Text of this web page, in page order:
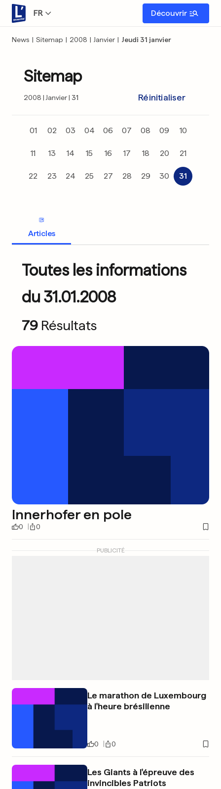
FR Découvrir
News | Sitemap | 2008 | Janvier | Jeudi 31 janvier
Sitemap
2008 Janvier 31 Réinitialiser
01 02 03 04 06 07 08 09 10
11 13 14 15 16 17 18 20 21
22 23 24 25 27 28 29 30 31
Articles
Toutes les informations
du 31.01.2008
79 Résultats
Innerhofer en pole
0 0
Le marathon de Luxembourg
à l'heure brésilienne
0 0
Les Giants à l'épreuve des
invincibles Patriots
PUBLICITÉ